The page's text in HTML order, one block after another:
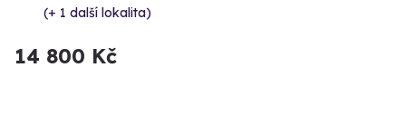
(+ 1 další lokalita)
14 800 Kč